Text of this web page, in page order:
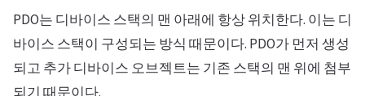
PDO는 디바이스 스택의 맨 아래에 항상 위치한다. 이는 디
바이스 스택이 구성되는 방식 때문이다. PDO가 먼저 생성
되고 추가 디바이스 오브젝트는 기존 스택의 맨 위에 첨부
되기 때문이다.